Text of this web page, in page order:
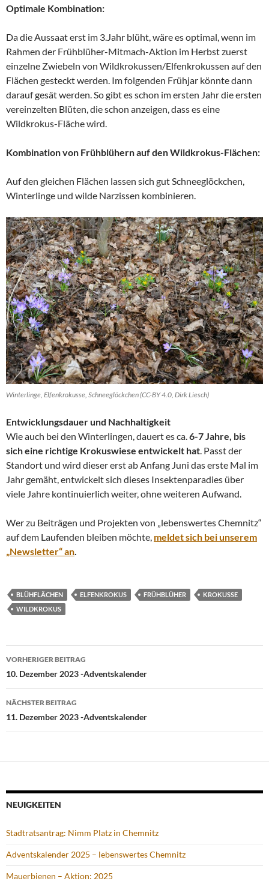
Optimale Kombination:
Da die Aussaat erst im 3.Jahr blüht, wäre es optimal, wenn im
Rahmen der Frühblüher-Mitmach-Aktion im Herbst zuerst
einzelne Zwiebeln von Wildkrokussen/Elfenkrokussen auf den
Flächen gesteckt werden. Im folgenden Frühjar könnte dann
darauf gesät werden. So gibt es schon im ersten Jahr die ersten
vereinzelten Blüten, die schon anzeigen, dass es eine
Wildkrokus-Fläche wird.
Kombination von Frühblühern auf den Wildkrokus-Flächen:
Auf den gleichen Flächen lassen sich gut Schneeglöckchen,
Winterlinge und wilde Narzissen kombinieren.
Winterlinge, Elfenkrokusse, Schneeglöckchen (CC-BY 4.0, Dirk Liesch)
Entwicklungsdauer und Nachhaltigkeit
Wie auch bei den Winterlingen, dauert es ca.6-7 Jahre, bis
sich eine richtige Krokuswiese entwickelt hat. Passt der
Standort und wird dieser erst ab Anfang Juni das erste Mal im
Jahr gemäht, entwickelt sich dieses Insektenparadies über
viele Jahre kontinuierlich weiter, ohne weiteren Aufwand.
Wer zu Beiträgen und Projekten von „lebenswertes Chemnitz“
auf dem Laufenden bleiben möchte, meldet sich bei unserem
„Newsletter“ an.
BLÜHFLÄCHEN ELFENKROKUS FRÜHBLÜHER
KROKUSSE
WILDKROKUS
Beitragsnavigation
VORHERIGER BEITRAG
10. Dezember 2023 -Adventskalender
NÄCHSTER BEITRAG
11. Dezember 2023 -Adventskalender
NEUIGKEITEN
Stadtratsantrag: Nimm Platz in Chemnitz
Adventskalender 2025 – lebenswertes Chemnitz
Mauerbienen – Aktion: 2025